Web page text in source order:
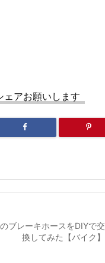
ェアお願いします
ブレーキホースをDIYで交
換してみた【バイク】